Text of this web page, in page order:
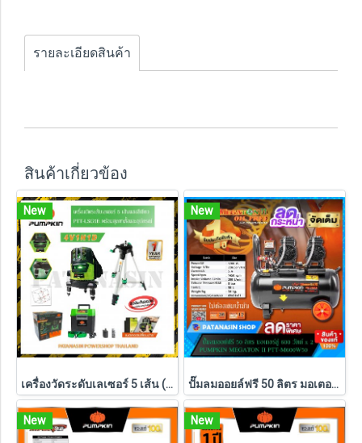
รายละเอียดสินค้า
สินค้าเกี่ยวข้อง
New
เครื่องวัดระดับเลเซอร์ 5 เส้น (พร้อมชุดขาตั้ง) PUMPKIN แสงสีเขียว รุ่น PTT-LSG5E (28267)
New
ปั๊มลมออยล์ฟรี 50 ลิตร มอเตอร์คู่ 600W x 2 Pumpkin MEGATON II PTT-M600W50 (31543)
New New